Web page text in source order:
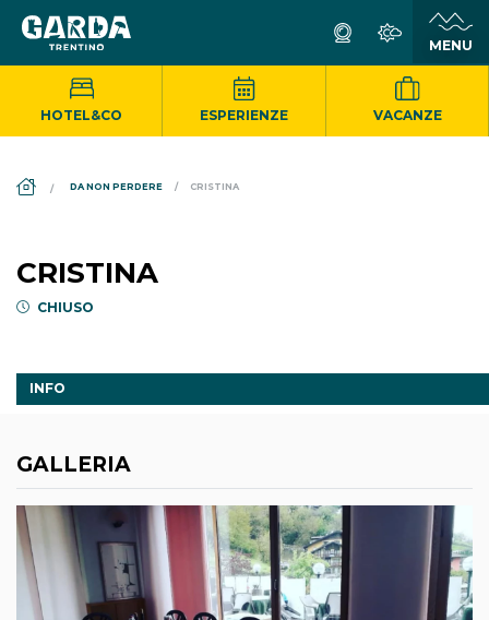
HOTEL&CO ESPERIENZE VACANZE
DA NON PERDERE CRISTINA
CRISTINA
CHIUSO
INFO
GALLERIA